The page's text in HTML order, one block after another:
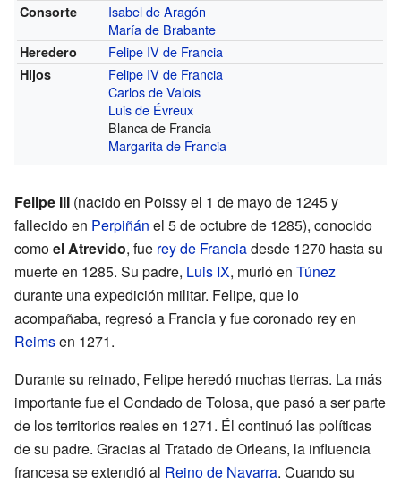
Consorte
Isabel de Aragón
María de Brabante
Heredero Felipe IV de Francia
Hijos
Felipe IV de Francia
Carlos de Valois
Luis de Évreux
Blanca de Francia
Margarita de Francia
Felipe III (nacido en Poissy el 1 de mayo de 1245 y
fallecido en Perpiñán el 5 de octubre de 1285), conocido
comoel Atrevido, fue rey de Franciadesde 1270 hasta su
muerte en 1285. Su padre, Luis IX, murió en Túnez
durante una expedición militar. Felipe, que lo
acompañaba, regresó a Francia y fue coronado rey en
Reimsen 1271.
Durante su reinado, Felipe heredó muchas tierras. La más
importante fue el Condado de Tolosa, que pasó a ser parte
de los territorios reales en 1271. Él continuó las políticas
de su padre. Gracias al Tratado de Orleans, la influencia
francesa se extendió al Reino de Navarra. Cuando su